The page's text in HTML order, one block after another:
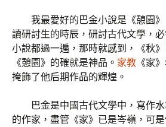
我最愛好的巴金小說是《憩園
讀研討生的時辰，研討古代文學，
小說都過一遍，那時就感到，《秋
《憩園》的確就是神品。 家教 《家
掩飾了他后期作品的輝煌。
巴金是中國古代文學中，寫作
的作家，盡管《家》已是岑嶺，可